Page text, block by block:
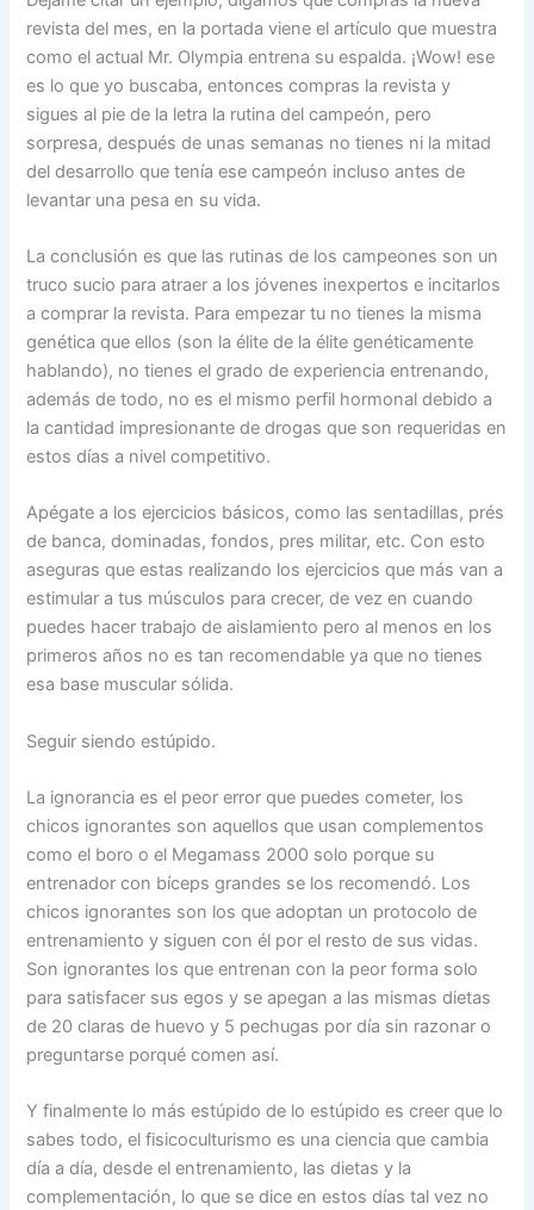
revista del mes, en la portada viene el artículo que muestra
como el actual Mr. Olympia entrena su espalda. ¡Wow! ese
es lo que yo buscaba, entonces compras la revista y
sigues al pie de la letra la rutina del campeón, pero
sorpresa, después de unas semanas no tienes ni la mitad
del desarrollo que tenía ese campeón incluso antes de
levantar una pesa en su vida.
La conclusión es que las rutinas de los campeones son un
truco sucio para atraer a los jóvenes inexpertos e incitarlos
a comprar la revista. Para empezar tu no tienes la misma
genética que ellos (son la élite de la élite genéticamente
hablando), no tienes el grado de experiencia entrenando,
además de todo, no es el mismo perfil hormonal debido a
la cantidad impresionante de drogas que son requeridas en
estos días a nivel competitivo.
Apégate a los ejercicios básicos, como las sentadillas, prés
de banca, dominadas, fondos, pres militar, etc. Con esto
aseguras que estas realizando los ejercicios que más van a
estimular a tus músculos para crecer, de vez en cuando
puedes hacer trabajo de aislamiento pero al menos en los
primeros años no es tan recomendable ya que no tienes
esa base muscular sólida.
Seguir siendo estúpido.
La ignorancia es el peor error que puedes cometer, los
chicos ignorantes son aquellos que usan complementos
como el boro o el Megamass 2000 solo porque su
entrenador con bíceps grandes se los recomendó. Los
chicos ignorantes son los que adoptan un protocolo de
entrenamiento y siguen con él por el resto de sus vidas.
Son ignorantes los que entrenan con la peor forma solo
para satisfacer sus egos y se apegan a las mismas dietas
de 20 claras de huevo y 5 pechugas por día sin razonar o
preguntarse porqué comen así.
Y finalmente lo más estúpido de lo estúpido es creer que lo
sabes todo, el fisicoculturismo es una ciencia que cambia
día a día, desde el entrenamiento, las dietas y la
complementación, lo que se dice en estos días tal vez no